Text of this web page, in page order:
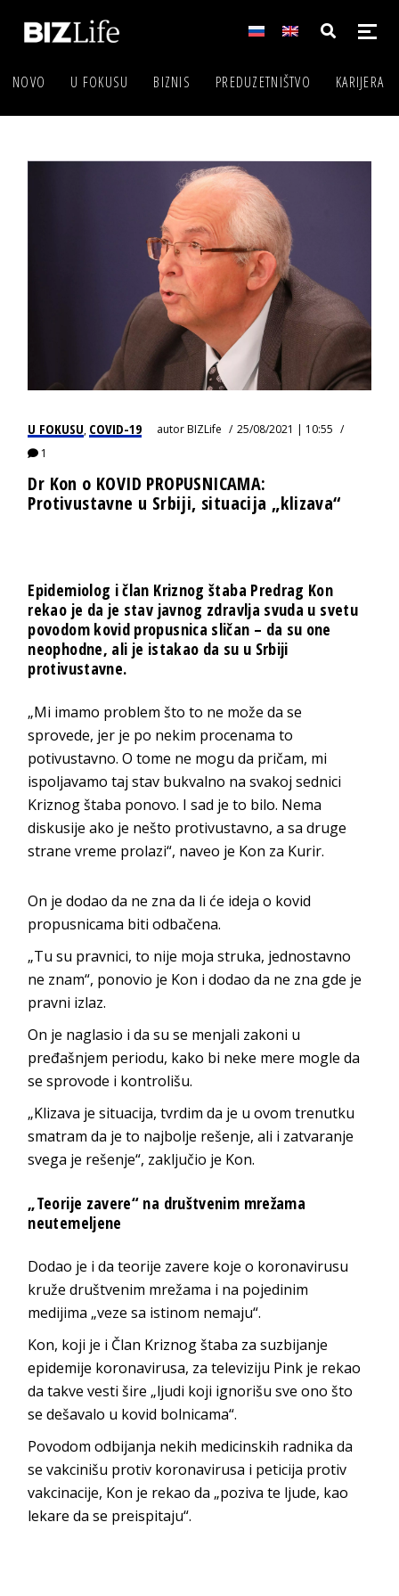
NOVO U FOKUSU BIZNIS PREDUZETNIŠTVO KARIJERA
U FOKUSU, COVID-19 autorBIZLife
25/08/2021 | 10:55
1
Dr Kon o KOVID PROPUSNICAMA:
Protivustavne u Srbiji, situacija „klizava“
Epidemiolog i član Kriznog štaba Predrag Kon
rekao je da je stav javnog zdravlja svuda u svetu
povodom kovid propusnica sličan – da su one
neophodne, ali je istakao da su u Srbiji
protivustavne.
„Mi imamo problem što to ne može da se
sprovede, jer je po nekim procenama to
potivustavno. O tome ne mogu da pričam, mi
ispoljavamo taj stav bukvalno na svakoj sednici
Kriznog štaba ponovo. I sad je to bilo. Nema
diskusije ako je nešto protivustavno, a sa druge
strane vreme prolazi“, naveo je Kon za Kurir.
On je dodao da ne zna da li će ideja o kovid
propusnicama biti odbačena.
„Tu su pravnici, to nije moja struka, jednostavno
ne znam“, ponovio je Kon i dodao da ne zna gde je
pravni izlaz.
On je naglasio i da su se menjali zakoni u
pređašnjem periodu, kako bi neke mere mogle da
se sprovode i kontrolišu.
„Klizava je situacija, tvrdim da je u ovom trenutku
smatram da je to najbolje rešenje, ali i zatvaranje
svega je rešenje“, zaključio je Kon.
„Teorije zavere“ na društvenim mrežama
neutemeljene
Dodao je i da teorije zavere koje o koronavirusu
kruže društvenim mrežama i na pojedinim
medijima „veze sa istinom nemaju“.
Kon, koji je i Član Kriznog štaba za suzbijanje
epidemije koronavirusa, za televiziju Pink je rekao
da takve vesti šire „ljudi koji ignorišu sve ono što
se dešavalo u kovid bolnicama“.
Povodom odbijanja nekih medicinskih radnika da
se vakcinišu protiv koronavirusa i peticija protiv
vakcinacije, Kon je rekao da „poziva te ljude, kao
lekare da se preispitaju“.